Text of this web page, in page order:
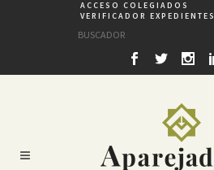
ACCESO COLEGIADOS
VERIFICADOR EXPEDIENTES